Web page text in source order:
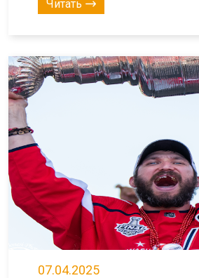
Читать
07.04.2025